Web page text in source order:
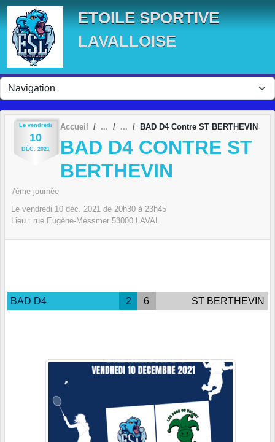
ETOILE SPORTIVE
LAVALLOISE
Le vendredi
10
DÉC. 2021
Accueil BAD D4 Contre ST BERTHEVIN
BAD D4 CONTRE ST
BERTHEVIN
7ème journée
Le vendredi 10 déc. 2021 de 20h30 à 23h45
Lieu : rue Eugène-Messmer 53000 LAVAL
BAD D4 2 6 ST BERTHEVIN
Panneau de gestion des cookies